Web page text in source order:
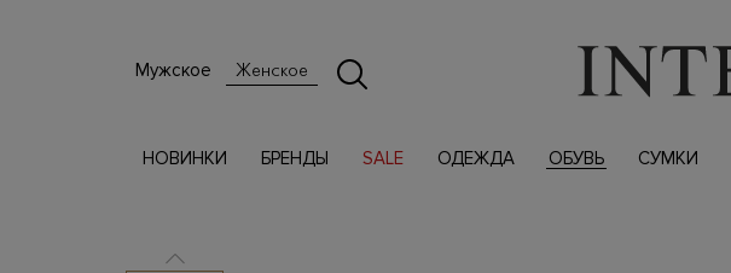
Мужское Женское
НОВИНКИ БРЕНДЫ SALE ОДЕЖДА ОБУВЬ СУМКИ